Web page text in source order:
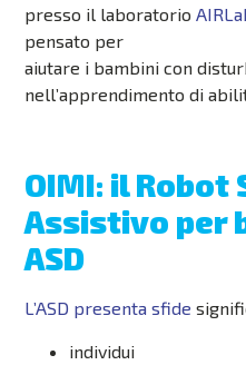
presso il laboratorio
pensato per
aiutare i bambini con
nell’apprendimento di
OIMI: il Robot
Assistivo per
ASD
L’ASD presenta sfide
individui